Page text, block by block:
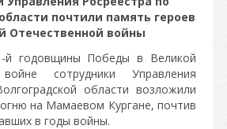
почтили память героев
Отечественной войны
й годовщины Победы в Великой
сотрудники Управления
области возложили
на Мамаевом Кургане, почтив
в годы войны.